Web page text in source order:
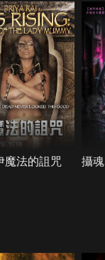
魔法的詛咒 攝魂